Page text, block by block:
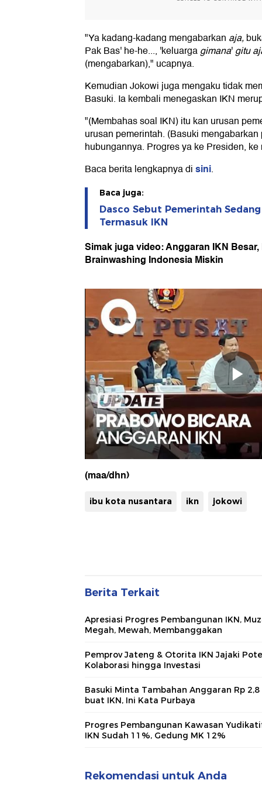
"Ya kadang-kadang mengabarkan aja,
Pak Bas' he-he..., 'keluargagimana'gitu
(mengabarkan)," ucapnya.
Kemudian Jokowi juga mengaku tidak
Basuki. Ia kembali menegaskan IKN
"(Membahas soal IKN) itu kan urusan
urusan pemerintah. (Basuki
hubungannya. Progres ya ke Presiden,
Baca berita lengkapnya disini.
Baca juga:
Dasco Sebut Pemerintah
Termasuk IKN
Simak juga video: Anggaran IKN
Brainwashing Indonesia Miskin
(maa/dhn)
ibu kota nusantara ikn jokowi
Berita Terkait
Apresiasi Progres Pembangunan IKN,
Megah, Mewah, Membanggakan
Pemprov Jateng & Otorita IKN Jajaki
Kolaborasi hingga Investasi
Basuki Minta Tambahan Anggaran Rp 2,8
buat IKN, Ini Kata Purbaya
Progres Pembangunan Kawasan
IKN Sudah 11%, Gedung MK 12%
Rekomendasi untuk Anda